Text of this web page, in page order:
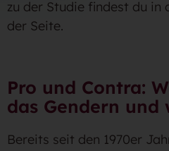
zu der Studie findest du in
der Seite.
Pro und Contra:
das Gendern und
Bereits seit den 1970er